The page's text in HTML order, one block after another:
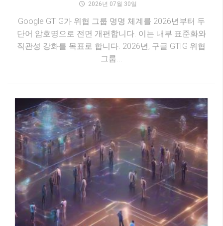
2026년 07월 30일
Google GTIG가 위협 그룹 명명 체계를 2026년부터 두
단어 암호명으로 전면 개편합니다. 이는 내부 표준화와
직관성 강화를 목표로 합니다. 2026년, 구글 GTIG 위협
그룹...